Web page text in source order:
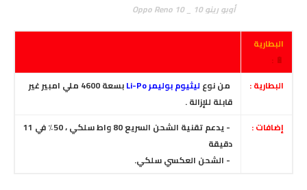
أوبو رينو 10 _ Oppo Reno 10
البطارية
🔋 :
البطارية :
من نوع ليثيوم بوليمر Li-Po
بسعة 4600 ملي امبير غير
قابلة للإزالة .
إضافات :
- يدعم تقنية الشحن السريع 80 واط سلكي ، 50٪ في 11
دقيقة
- الشحن العكسي سلكي.